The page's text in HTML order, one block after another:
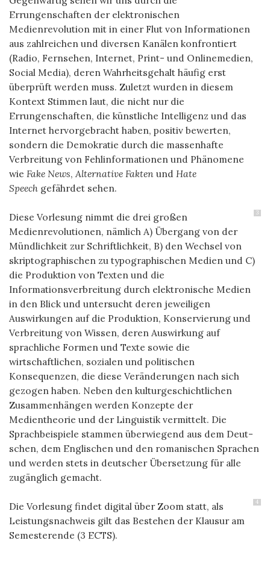
Errungenschaften der elektronischen
Medienrevolution mit in einer Flut von Informationen
aus zahlreichen und diversen Kanälen konfrontiert
(Radio, Fernsehen, Internet, Print- und Onlinemedien,
Social Media), deren Wahrheitsgehalt häufig erst
überprüft werden muss. Zuletzt wurden in diesem
Kontext Stimmen laut, die nicht nur die
Errungenschaften, die künstliche Intelligenz und das
Internet hervorgebracht haben, positiv bewerten,
sondern die Demokratie durch die massenhafte
Verbreitung von Fehlinformationen und Phänomene
wie Fake News,Alternative Fakten und Hate
Speech gefährdet sehen.
3
Diese Vorlesung nimmt die drei großen
Medienrevolutionen, nämlich A) Übergang von der
Mündlichkeit zur Schriftlichkeit, B) den Wechsel von
skriptographischen zu typographischen Medien und C)
die Produktion von Texten und die
Informationsverbreitung durch elektronische Medien
in den Blick und untersucht deren jeweiligen
Auswirkungen auf die Produktion, Konservierung und
Verbreitung von Wissen, deren Auswirkung auf
sprachliche Formen und Texte sowie die
wirtschaftlichen, sozialen und politischen
Konsequenzen, die diese Veränderungen nach sich
gezogen haben. Neben den kulturgeschichtlichen
Zusammenhängen werden Konzepte der
Medientheorie und der Linguistik vermittelt. Die
Sprachbeispiele stam­men überwiegend aus dem Deut­
schen, dem Englischen und den romanischen Sprachen
und werden stets in deutscher Übersetzung für alle
zugänglich gemacht.
4
Die Vorlesung findet digital über Zoom statt, als
Leistungsnachweis gilt das Bestehen der Klausur am
Semesterende (3 ECTS).